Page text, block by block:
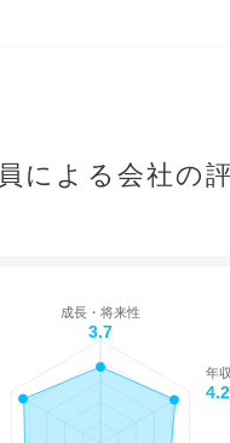
による会社の
成長・将来性
3.7
年
4.2